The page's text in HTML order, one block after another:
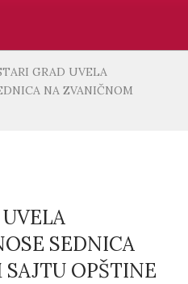
GRAD UVELA
NA ZVANIČNOM
SEDNICA
OPŠTINE